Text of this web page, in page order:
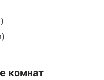
комнат